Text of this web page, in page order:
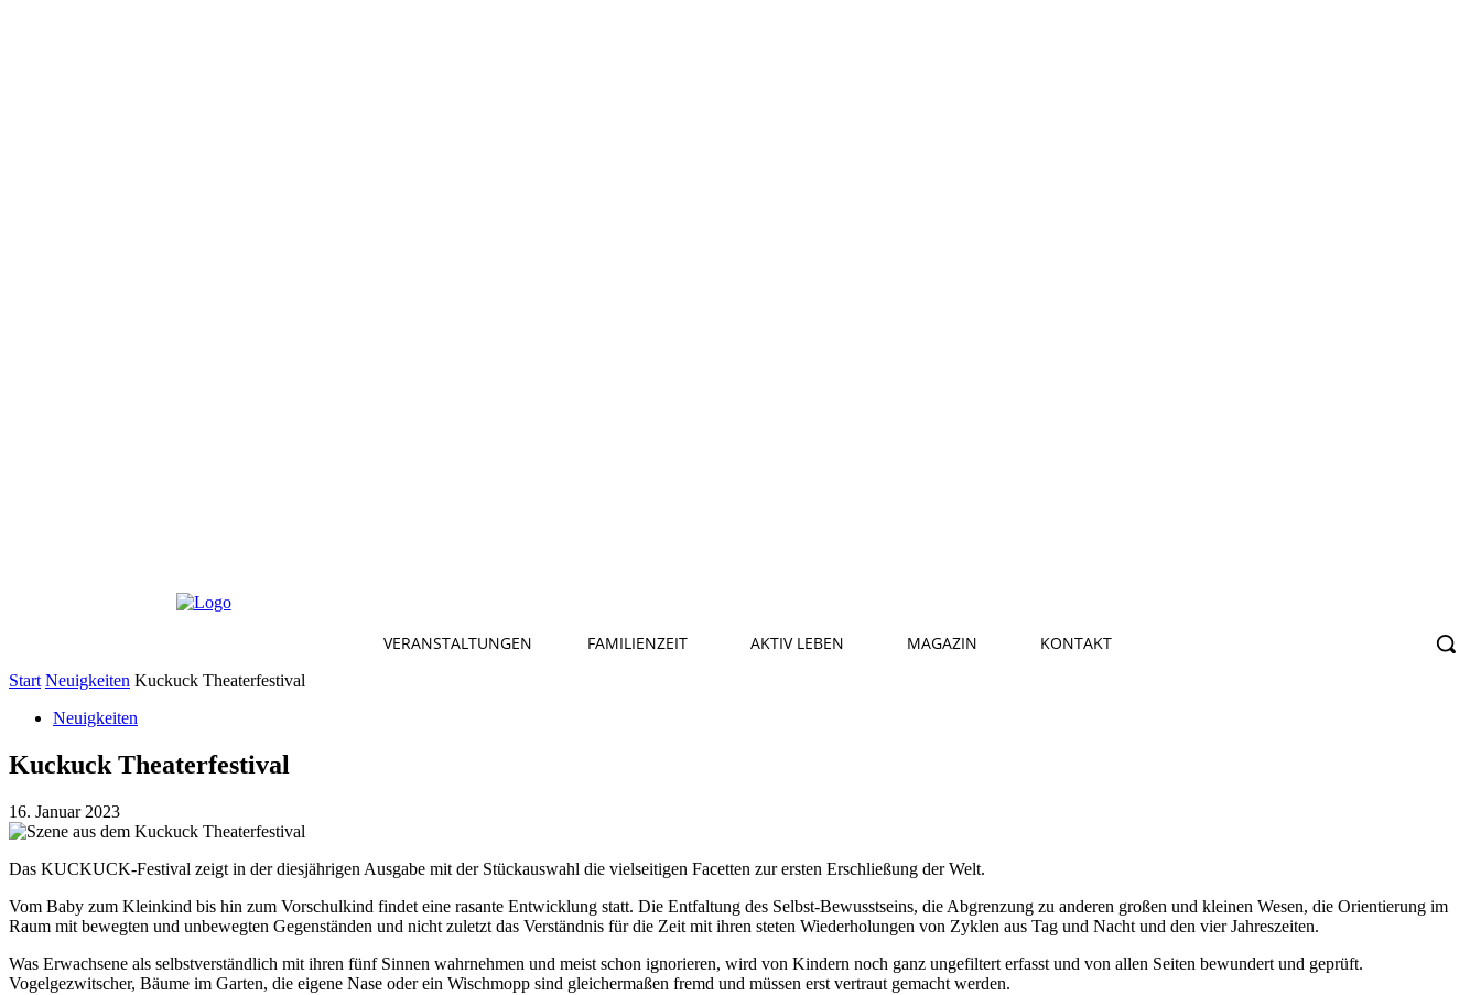
VERANSTALTUNGEN FAMILIENZEIT AKTIV LEBEN MAGAZIN KONTAKT
Start Neuigkeiten Kuckuck Theaterfestival
Neuigkeiten
Kuckuck Theaterfestival
16. Januar 2023
Das KUCKUCK-Festival zeigt in der diesjährigen Ausgabe mit der Stückauswahl die vielseitigen Facetten zur ersten Erschließung der Welt.
Vom Baby zum Kleinkind bis hin zum Vorschulkind findet eine rasante Entwicklung statt. Die Entfaltung des Selbst-Bewusstseins, die Abgrenzung zu anderen großen und kleinen Wesen, die Orientierung im
Raum mit bewegten und unbewegten Gegenständen und nicht zuletzt das Verständnis für die Zeit mit ihren steten Wiederholungen von Zyklen aus Tag und Nacht und den vier Jahreszeiten.
Was Erwachsene als selbstverständlich mit ihren fünf Sinnen wahrnehmen und meist schon ignorieren, wird von Kindern noch ganz ungefiltert erfasst und von allen Seiten bewundert und geprüft.
Vogelgezwitscher, Bäume im Garten, die eigene Nase oder ein Wischmopp sind gleichermaßen fremd und müssen erst vertraut gemacht werden.